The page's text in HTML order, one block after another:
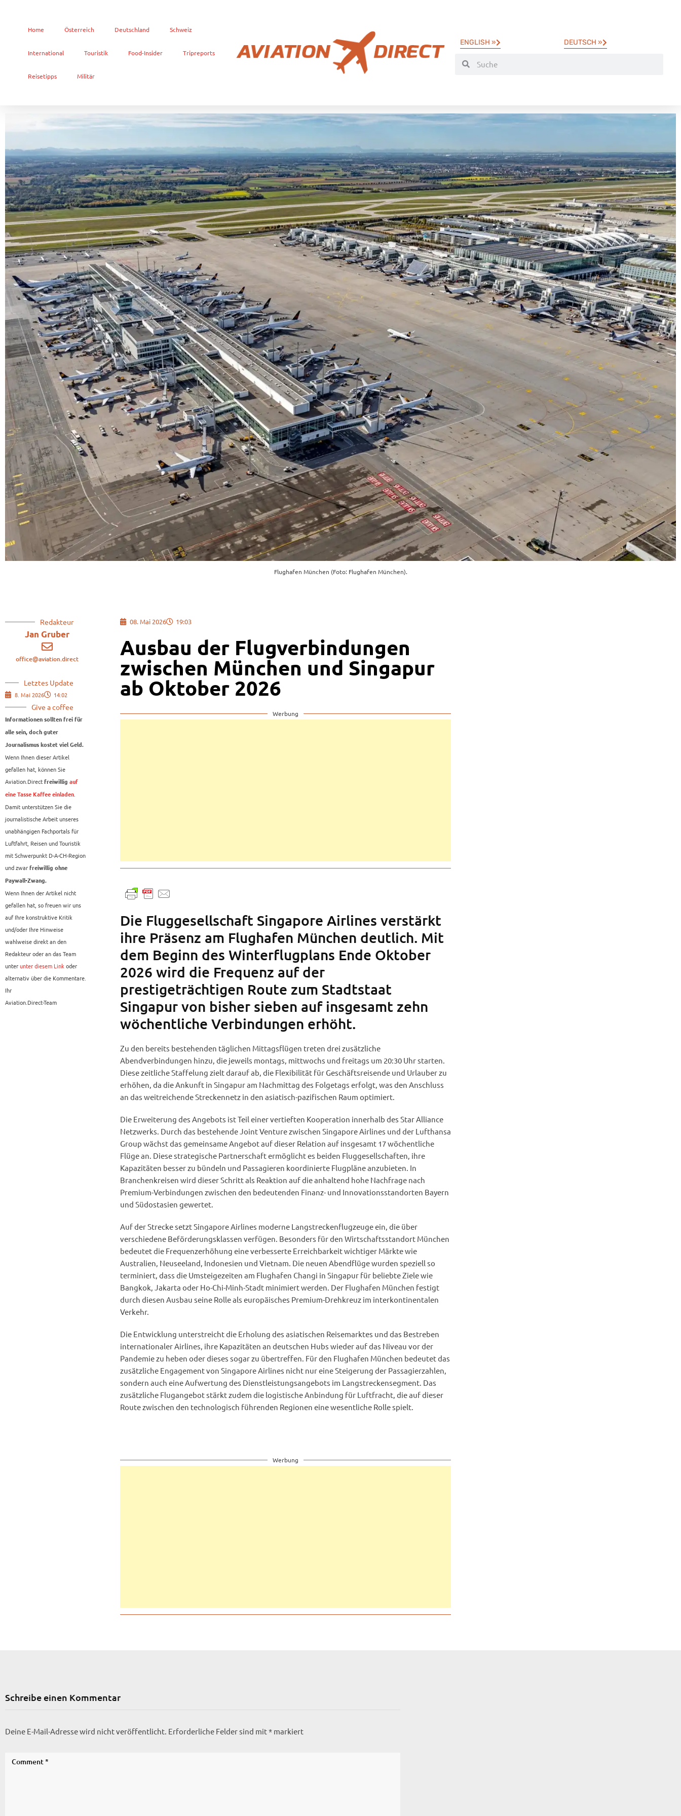
Home Österreich Deutschland Schweiz
International Touristik Food-Insider Tripreports
Reisetipps Militär
ENGLISH » DEUTSCH »
Flughafen München (Foto: Flughafen München).
Redakteur
Jan Gruber
office@aviation.direct
Letztes Update
8. Mai 2026 14:02
Give a coffee
Informationen sollten frei für
alle sein, doch guter
Journalismus kostet viel Geld.
Wenn Ihnen dieser Artikel
gefallen hat, können Sie
Aviation.Direct freiwillig auf
eine Tasse Kaffee einladen
Damit unterstützen Sie die
journalistische Arbeit unseres
unabhängigen Fachportals für
Luftfahrt, Reisen und Touristik
mit Schwerpunkt D-A-CH-Region
und zwar freiwillig ohne
Paywall-Zwang.
Wenn Ihnen der Artikel nicht
gefallen hat, so freuen wir uns
auf Ihre konstruktive Kritik
und/oder Ihre Hinweise
wahlweise direkt an den
Redakteur oder an das Team
unterunter diesem Link oder
alternativ über die Kommentare.
Ihr
Aviation.Direct-Team
08. Mai 2026 19:03
Ausbau der Flugverbindungen
zwischen München und Singapur
ab Oktober 2026
Werbung
Die Fluggesellschaft Singapore Airlines verstärkt
ihre Präsenz am Flughafen München deutlich. Mit
dem Beginn des Winterflugplans Ende Oktober
2026 wird die Frequenz auf der
prestigeträchtigen Route zum Stadtstaat
Singapur von bisher sieben auf insgesamt zehn
wöchentliche Verbindungen erhöht.
Zu den bereits bestehenden täglichen Mittagsflügen treten drei zusätzliche
Abendverbindungen hinzu, die jeweils montags, mittwochs und freitags um 20:30 Uhr starten.
Diese zeitliche Staffelung zielt darauf ab, die Flexibilität für Geschäftsreisende und Urlauber zu
erhöhen, da die Ankunft in Singapur am Nachmittag des Folgetags erfolgt, was den Anschluss
an das weitreichende Streckennetz in den asiatisch-pazifischen Raum optimiert.
Die Erweiterung des Angebots ist Teil einer vertieften Kooperation innerhalb des Star Alliance
Netzwerks. Durch das bestehende Joint Venture zwischen Singapore Airlines und der Lufthansa
Group wächst das gemeinsame Angebot auf dieser Relation auf insgesamt 17 wöchentliche
Flüge an. Diese strategische Partnerschaft ermöglicht es beiden Fluggesellschaften, ihre
Kapazitäten besser zu bündeln und Passagieren koordinierte Flugpläne anzubieten. In
Branchenkreisen wird dieser Schritt als Reaktion auf die anhaltend hohe Nachfrage nach
Premium-Verbindungen zwischen den bedeutenden Finanz- und Innovationsstandorten Bayern
und Südostasien gewertet.
Auf der Strecke setzt Singapore Airlines moderne Langstreckenflugzeuge ein, die über
verschiedene Beförderungsklassen verfügen. Besonders für den Wirtschaftsstandort München
bedeutet die Frequenzerhöhung eine verbesserte Erreichbarkeit wichtiger Märkte wie
Australien, Neuseeland, Indonesien und Vietnam. Die neuen Abendflüge wurden speziell so
terminiert, dass die Umsteigezeiten am Flughafen Changi in Singapur für beliebte Ziele wie
Bangkok, Jakarta oder Ho-Chi-Minh-Stadt minimiert werden. Der Flughafen München festigt
durch diesen Ausbau seine Rolle als europäisches Premium-Drehkreuz im interkontinentalen
Verkehr.
Die Entwicklung unterstreicht die Erholung des asiatischen Reisemarktes und das Bestreben
internationaler Airlines, ihre Kapazitäten an deutschen Hubs wieder auf das Niveau vor der
Pandemie zu heben oder dieses sogar zu übertreffen. Für den Flughafen München bedeutet das
zusätzliche Engagement von Singapore Airlines nicht nur eine Steigerung der Passagierzahlen,
sondern auch eine Aufwertung des Dienstleistungsangebots im Langstreckensegment. Das
zusätzliche Flugangebot stärkt zudem die logistische Anbindung für Luftfracht, die auf dieser
Route zwischen den technologisch führenden Regionen eine wesentliche Rolle spielt.
Werbung
Schreibe einen Kommentar
Deine E-Mail-Adresse wird nicht veröffentlicht. Erforderliche Felder sind mit* markiert